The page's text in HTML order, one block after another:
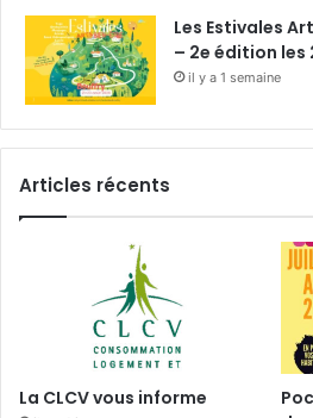
Les Estivales
– 2e édition les
il y a 1 semaine
Articles récents
La CLCV vous informe